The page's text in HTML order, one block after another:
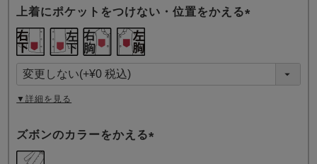
上着にポケットをつけない・位置をかえる
須
)
▼詳細を見る
ズボンのカラーをかえる